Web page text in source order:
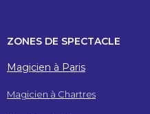
ZONES DE SPECTACLE
Magicien à Paris
Magicien à Chartres